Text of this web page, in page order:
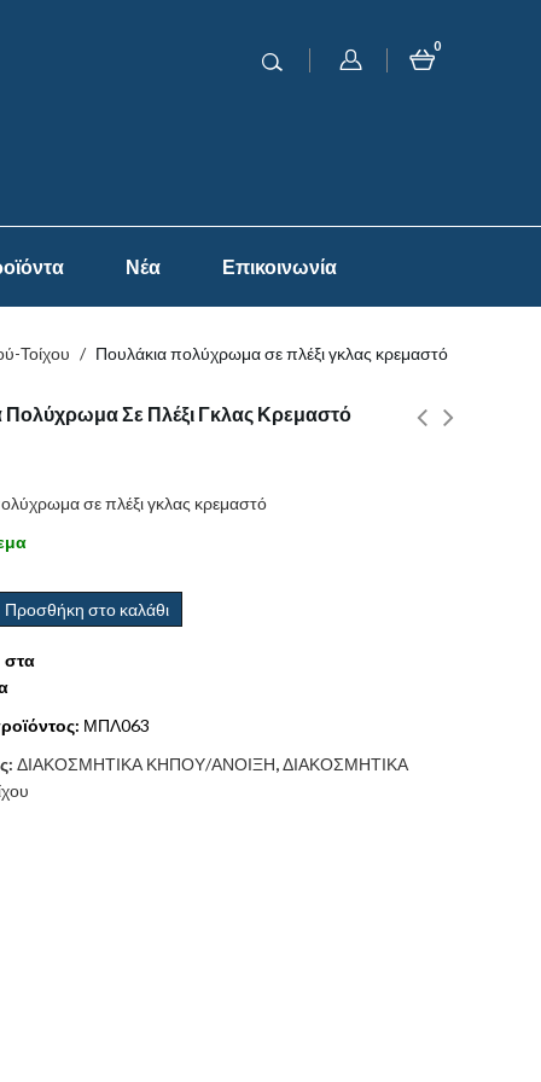
0
Νέα Επικοινωνία
Τοίχου / Πουλάκια πολύχρωμα σε πλέξι γκλας κρεμαστό
Πολύχρωμα Σε Πλέξι Γκλας Κρεμαστό
σε πλέξι γκλας κρεμαστό
Προσθήκη στο καλάθι
ΜΠΛ063
ΔΙΑΚΟΣΜΗΤΙΚΑ ΚΗΠΟΥ/ΑΝΟΙΞΗ,ΔΙΑΚΟΣΜΗΤΙΚΑ